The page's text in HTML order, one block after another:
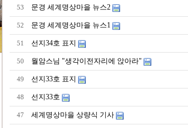
53 문경 세계명상마을 뉴스2
52 문경 세계명상마을 뉴스1
51 선지34호 표지
50 월암스님 "생각이전자리에 앉아라"
49 선지33호 표지
48 선지33호
47 세계명상마을 상량식 기사